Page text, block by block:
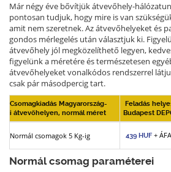
Már négy éve bővítjük átvevőhely-
pontosan tudjuk, hogy mire is van
amit nem szeretnek. Az átvevőhelyeket és
gondos mérlegelés után választjuk ki.
átvevőhely jól megközelíthető legyen,
figyelünk a méretére és természetesen
átvevőhelyeket vonalkódos rendszerrel
csak pár másodpercig tart.
Csomagkiadás Magyarország-
i átvevőhelyen, normál méret
Feladás helye:
Budapest
Normál csomagok 5 Kg-ig 439 HUF + ÁFA
Normál csomag paraméterei